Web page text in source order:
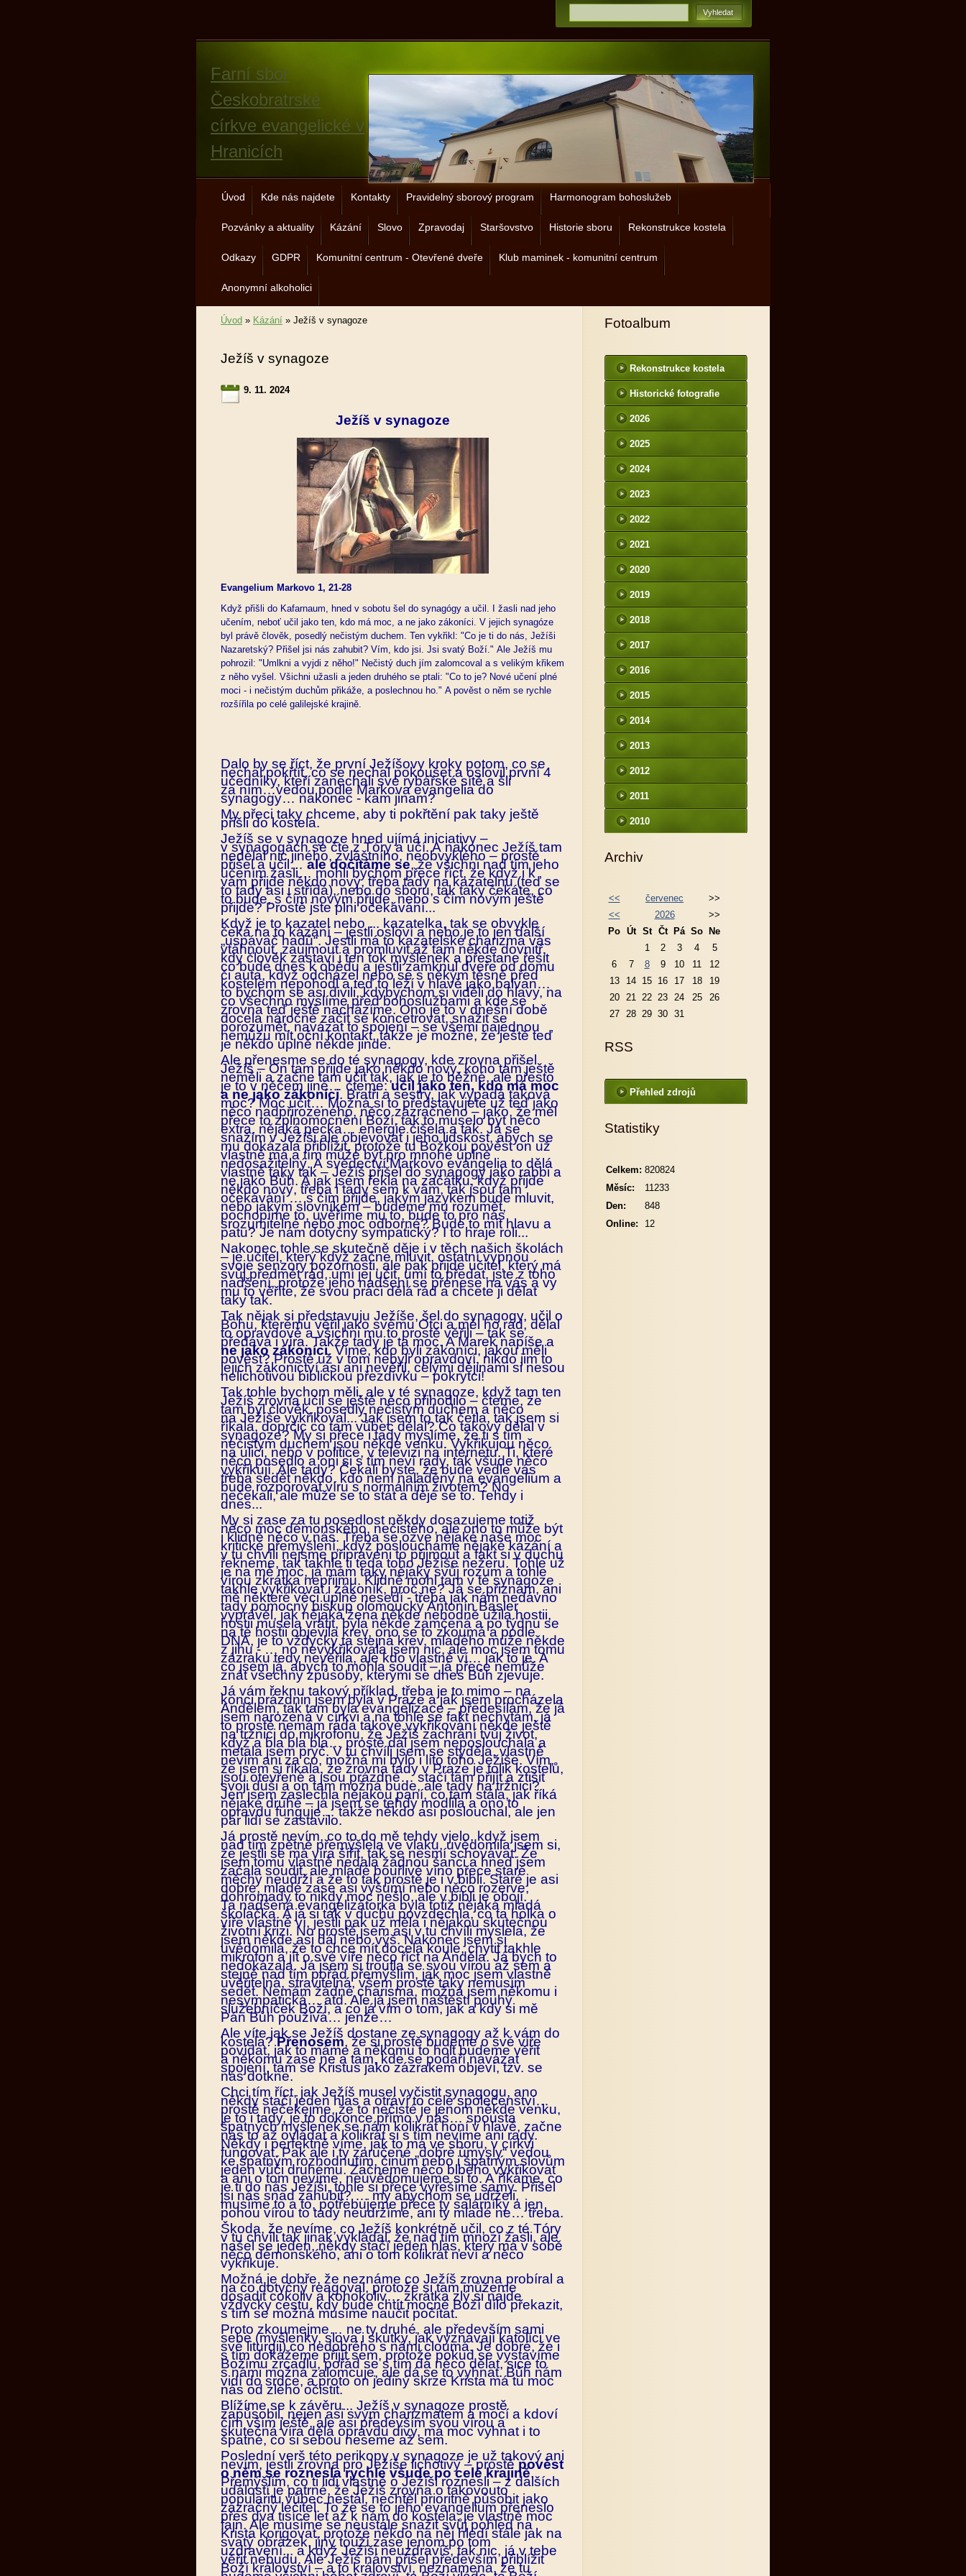
Farní sbor
Českobratrské
církve evangelické v
Hranicích
Úvod Kde nás najdete Kontakty Pravidelný sborový program Harmonogram bohoslužeb
Pozvánky a aktuality Kázání Slovo Zpravodaj Staršovstvo Historie sboru Rekonstrukce kostela
Odkazy GDPR Komunitní centrum - Otevřené dveře Klub maminek - komunitní centrum
Anonymní alkoholici
Úvod » Kázání » Ježíš v synagoze
Ježíš v synagoze
9. 11. 2024
Ježíš v synagoze
Evangelium Markovo 1, 21-28
Když přišli do Kafarnaum, hned v sobotu šel do synagógy a učil. I žasli nad jeho
učením, neboť učil jako ten, kdo má moc, a ne jako zákoníci. V jejich synagóze
byl právě člověk, posedlý nečistým duchem. Ten vykřikl: "Co je ti do nás, Ježíši
Nazaretský? Přišel jsi nás zahubit? Vím, kdo jsi. Jsi svatý Boží." Ale Ježíš mu
pohrozil: "Umlkni a vyjdi z něho!" Nečistý duch jím zalomcoval a s velikým křikem
z něho vyšel. Všichni užasli a jeden druhého se ptali: "Co to je? Nové učení plné
moci - i nečistým duchům přikáže, a poslechnou ho." A pověst o něm se rychle
rozšířila po celé galilejské krajině.
Dalo by se říct, že první Ježíšovy kroky potom, co se
nechal pokřtít, co se nechal pokoušet a oslovil první 4
učedníky, kteří zanechali své rybářské sítě a šli
za ním…vedou podle Markova evangelia do
synagogy… nakonec - kam jinam?
My přeci taky chceme, aby ti pokřtění pak taky ještě
přišli do kostela.
Ježíš se v synagoze hned ujímá iniciativy –
v synagogách se čte z Tóry a učí. A nakonec Ježíš tam
nedělal nic jiného, zvláštního, neobvyklého – prostě
přišel a učil…ale dočítáme se, že všichni nad tím jeho
učením žasli… mohli bychom přece říct, že když i k
vám přijde někdo nový, třeba tady na kazatelnu (teď se
to tady asi i střídá), nebo do sboru, tak taky čekáte, co
to bude, s čím novým přijde, nebo s čím novým ještě
přijde? Prostě jste plni očekávání...
Když je to kazatel nebo ... kazatelka, tak se obvykle
čeká na to kázání – jestli osloví a nebo je to jen další
„uspávač hadů“. Jestli má to kazatelské charizma vás
vtáhnout, zaujmout a promluvit až tam někde dovnitř,
kdy člověk zastaví i ten tok myšlenek a přestane řešit
co bude dnes k obědu a jestli zamknul dveře od domu
či auta, když odcházel nebo se s někým těsně před
kostelem nepohodl a teď to leží v hlavě jako balvan…
to bychom se asi divili, kdybychom si viděli do hlavy, na
co všechno myslíme před bohoslužbami a kde se
zrovna teď ještě nacházíme. Ono je to v dnešní době
docela náročné začít se koncetrovat, snažit se
porozumět, navázat to spojení – se všemi najednou
nemůžu mít oční kontakt, takže je možné, že ještě teď
je někdo úplně někde jinde.
Ale přenesme se do té synagogy, kde zrovna přišel
Ježíš – On tam přijde jako někdo nový, koho tam ještě
neměli a začne tam učit tak, jak je to běžné, ale přesto
je to v něčem jiné… čteme:učil jako ten, kdo má moc
a ne jako zákoníci. Bratři a sestry, jak vypadá taková
moc? Moc učit… Možná si to představujete už teď jako
něco nadpřirozeného, něco zázračného – jako, že měl
přece to zplnomocnění Boží, tak to muselo být něco
extra, nějaká pecka… energie čišela a tak. Já se
snažím v Ježíši ale objevovat i jeho lidskost, abych se
mu dokázala přiblížit, protože tu Božkou pověst on už
vlastně má a tím může být pro mnohé úplně
nedosažitelný. A svědectví Markovo evangelia to dělá
vlastně taky tak – Ježíš přišel do synagogy jako rabbi a
ne jako Bůh. A jak jsem řekla na začátku, když přijde
někdo nový, třeba i tady sem k vám, tak jsou tam
očekávání … s čím přijde, jakým jazykem bude mluvit,
nebo jakým slovníkem – budeme mu rozumět,
pochopíme to, uvěříme mu to, bude to pro nás
srozumitelné nebo moc odborné? Bude to mít hlavu a
patu? Je nám dotyčný sympatický? I to hraje roli...
Nakonec tohle se skutečně děje i v těch našich školách
– je učitel, který když začne mluvit, ostatní vypnou
svoje senzory pozornosti, ale pak přijde učitel, který má
svůj předmět rád, umí jej učit, umí to předat, jste z toho
nadšení, protože jeho nadšení se přenese na vás a vy
mu to věříte, že svou práci dělá rád a chcete ji dělat
taky tak.
Tak nějak si představuju Ježíše, šel do synagogy, učil o
Bohu, kterému věřil jako svému Otci a měl ho rád, dělal
to opravdově a všichni mu to prostě věřili – tak se
předává i víra. Takže tady je ta moc. A Marek napíše a
ne jako zákoníci. Víme, kdo byli zákoníci, jakou měli
pověst? Prostě už v tom nebyli opravdoví, nikdo jim to
jejich zákonictví asi ani nevěřil, celými dějinami si nesou
nelichotivou biblickou přezdívku – pokrytci!
Tak tohle bychom měli, ale v té synagoze, když tam ten
Ježíš zrovna učil se ještě něco přihodilo – čteme, že
tam byl člověk, posedlý nečistým duchem a něco
na Ježíše vykřikoval... Jak jsem to tak četla, tak jsem si
říkala, doprčic co tam vůbec dělal? Co takový dělal v
synagoze? My si přece i tady myslíme, že ti s tím
nečistým duchem jsou někde venku. Vykřikujou něco
na ulici, nebo v politice, v televizi na internetu. Ti, které
něco posedlo a oni si s tím neví rady, tak všude něco
vykřikují. Ale tady? Čekali byste, že bude vedle vás
třeba sedět někdo, kdo není naladěný na evangelium a
bude rozporovat víru s normálním životem? No
nečekali, ale může se to stát a děje se to. Tehdy i
dnes...
My si zase za tu posedlost někdy dosazujeme totiž
něco moc démonského, nečistého, ale ono to může být
i klidně něco v nás. Třeba se ozve nějaké naše moc
kritické přemyšlení, když posloucháme nějaké kázání a
v tu chvíli nejsme připraveni to přijmout a fakt si v duchu
řekneme, tak takhle ti teda toho Ježíše nežeru. Tohle už
je na mě moc, já mám taky nějaký svůj rozum a tohle
vírou zkrátka nepřijmu. Klidně mohl tam v té synagoze
takhle vykřikovat i zákoník, proč ne? Já se přiznám, ani
mě některé věci úplně nesedí - třeba jak nám nedávno
tady pomocný biskup olomoucký Antonín Basler
vyprávěl, jak nějaká žena někde nehodně užila hostii,
hostii musela vrátit, byla někde zamčená a po týdnu se
na té hostii objevila krev, ono se to zkoumá a podle
DNA, je to vždycky ta stejná krev, mladého muže někde
z jihu - … no nevykřikovala jsem nic, ale moc jsem tomu
zázraku tedy nevěřila, ale kdo vlastně ví… jak to je. A
co jsem já, abych to mohla soudit – já přece nemůže
znát všechny způsoby, kterými se dnes Bůh zjevuje.
Já vám řeknu takový příklad, třeba je to mimo – na
konci prázdnin jsem byla v Praze a jak jsem procházela
Andělem, tak tam byla evangelizace – předesílám, že já
jsem narozená v církvi a na tohle se fakt nechytám, já
to prostě nemám ráda takové vykřikování někde ještě
na tržnici do mikrofonu, že Ježíš zachrání tvůj život,
když a bla bla bla… prostě dál jsem neposlouchala a
metala jsem pryč. V tu chvíli jsem se styděla, vlastně
nevím ani za co, možná mi bylo i líto toho Ježíše. Vím,
že jsem si říkala, že zrovna tady v Praze je tolik kostelů,
jsou otevřené a jsou prázdné… stačí tam přijít a ztišit
svoji duši a on tam možná bude, ale tady na tržnici?
Jen jsem zaslechla nějakou paní, co tam stála, jak říká
nějaké druhé – já jsem se tehdy modlila a ono to
opravdu funguje… takže někdo asi poslouchal, ale jen
pár lidí se zastavilo.
Já prostě nevím, co to do mě tehdy vjelo, když jsem
nad tím zpětně přemýšlela ve vlaku, uvědomila jsem si,
že jestli se má víra šířit, tak se nesmí schovávat. Že
jsem tomu vlastně nedala žádnou šanci a hned jsem
začala soudit, ale mladé bouřlivé víno přece staré
měchy neudrží a že to tak prostě je i v bibli. Staré je asi
dobré, mladé zase asi vyšumí nebo něco rozerve,
dohromady to nikdy moc nešlo, ale v bibli je obojí.
Ta nadšená evangelizátorka byla totiž nějaká mladá
školačka. A já si tak v duchu povzdechla, co ta holka o
víře vlastně ví, jestli pak už měla i nějakou skutečnou
životní krizi. No prostě jsem asi v tu chvíli myslela, že
jsem někde asi dál nebo výš. Nakonec jsem si
uvědomila, že to chce mít docela koule, chytit takhle
mikrofon a jít o své víře něco říct na Anděla. Já bych to
nedokázala. Já jsem si troufla se svou vírou až sem a
stejně nad tím pořád přemýšlím, jak moc jsem vlastně
uvěřitelná, stravitelná, všem prostě taky nemusím
sedět. Nemám žádné charisma, možná jsem někomu i
nesympatická… atd. Ale já jsem naštěstí pouhý
služebníček Boží, a co já vím o tom, jak a kdy si mě
Pán Bůh používá… jenže…
Ale víte jak se Ježíš dostane ze synagogy až k vám do
kostela?Přenosem, že si prostě budeme o své víře
povídat, jak to máme a někomu to holt budeme věřit
a někomu zase ne a tam, kde se podaří navázat
spojení, tam se Kristus jako zázrakem objeví, tzv. se
nás dotkne.
Chci tím říct, jak Ježíš musel vyčistit synagogu, ano
někdy stačí jeden hlas a otráví to celé společenství…
prostě nečekejme, že to nečisté je jenom někde venku,
je to i tady, je to dokonce přímo v nás… spousta
špatných myšlenek se nám kolikrát honí v hlavě, začne
nás to až ovládat a kolikrát si s tím nevíme ani rady.
Někdy i perfektně víme, jak to má ve sboru, v církvi
fungovat. Pak ale i ty zaručené „dobré úmysly“ vedou
ke špatným rozhodnutím, činům nebo i špatným slovům
jeden vůči druhému. Začneme něco blbého vykřikovat
a ani o tom nevíme, neuvědomujeme si to. A říkáme, co
je ti do nás Ježíši, tohle si přece vyřešíme samy. Přišel
jsi nás snad zahubit? … my abychom se udrželi,
musíme to a to, potřebujeme přece ty salárníky a jen
pohou vírou to tady neudržíme, ani ty mladé ne… třeba.
Škoda, že nevíme, co Ježíš konkrétně učil, co z té Tóry
v tu chvíli tak jinak vykládal, že nad tím mnozí žasli, ale
našel se jeden, někdy stačí jeden hlas, který má v sobě
něco démonského, ani o tom kolikrát neví a něco
vykřikuje.
Možná je dobře, že neznáme co Ježíš zrovna probíral a
na co dotyčný reagoval, protože si tam můžeme
dosadit cokoliv a kohokoliv… zkrátka zlý si najde
vždycky cestu, kdy bude chtít mocné Boží dílo překazit,
s tím se možná musíme naučit počítat.
Proto zkoumejme… ne ty druhé, ale především sami
sebe (myšlenky, slova i skutky, jak vyznávají katolíci ve
své liturgii) co nedobrého s námi cloumá. Je dobré, že i
s tím dokážeme přijít sem, protože pokud se vystavíme
Božímu zrcadlu, pořád se s tím dá něco dělat, sice to
s námi možná zalomcuje, ale dá se to vyhnat. Bůh nám
vidí do srdce, a proto on jediný skrze Krista má tu moc
nás od zlého očistit.
Blížíme se k závěru... Ježíš v synagoze prostě
zapůsobil, nejen asi svým charizmatem a mocí a kdoví
čím vším ještě, ale asi především svou vírou a
skutečná víra dělá opravdu divy, má moc vyhnat i to
špatné, co si sebou neseme až sem.
Poslední verš této perikopy v synagoze je už takový ani
nevím, jestli zrovna pro Ježíše lichotivý – prostěpověst
o něm se roznesla rychle všude po celé krajině.
Přemýšlím, co ti lidi vlastně o Ježíši roznesli – z dalších
událostí je patrné, že Ježíš zrovna o takovouto
popularitu vůbec nestál, nechtěl prioritně působit jako
zázračný léčitel. To že se to jeho evangelium přeneslo
přes dva tisíce let až k nám do kostela, je vlastně moc
fajn. Ale musíme se neustále snažit svůj pohled na
Krista korigovat, protože někdo na něj hledí stále jak na
svatý obrázek, jiný touží zase jenom po tom
uzdravení... a když Ježíši neuzdravíš, tak nic, já v tebe
věřit nebudu. Ale Ježíš nám přišel především přiblížit
Boží království – a to království, neznamená, že tu
Fotoalbum
Rekonstrukce kostela
Historické fotografie
2026
2025
2024
2023
2022
2021
2020
2019
2018
2017
2016
2015
2014
2013
2012
2011
2010
Archiv
<< červenec
>>
<<
2026
>>
Po Út St Čt Pá So
Ne
1
2 3 4
5
6
7 8 9 10 11
12
13
14 15 16 17 18
19
20
21 22 23 24 25
26
27
28 29 30 31
RSS
Přehled zdrojů
Statistiky
Online: 12
Celkem: 820824
Měsíc:
11233
Den:
848